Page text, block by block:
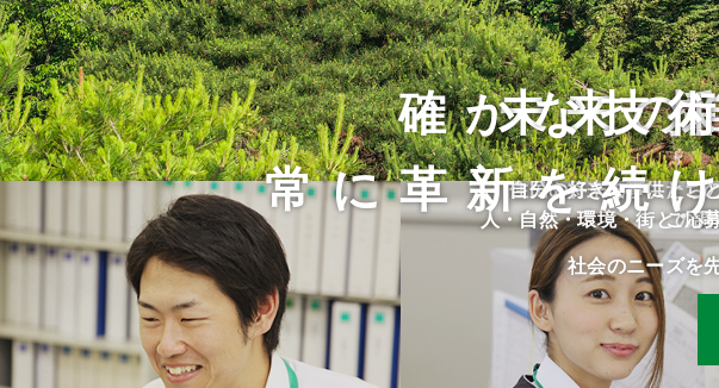
未来の
住民や将来の子供たち
人・自然・環境・街との
自分の好きな事にとこ
ご応
確かな技
常に革新を続
社会のニーズを